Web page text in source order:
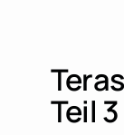
Teil 3